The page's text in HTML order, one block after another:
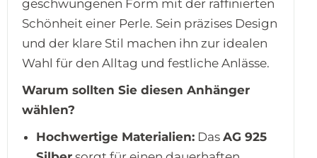
geschwungenen Form mit der raffinierten
Schönheit einer Perle. Sein präzises Design
und der klare Stil machen ihn zur idealen
Wahl für den Alltag und festliche Anlässe.
Warum sollten Sie diesen Anhänger
wählen?
Hochwertige Materialien: Das AG 925